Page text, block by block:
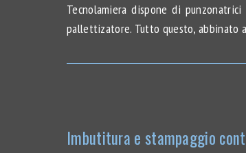
Tecnolamiera dispone di
pallettizatore. Tutto questo, abbinato
Imbutitura e stampaggio